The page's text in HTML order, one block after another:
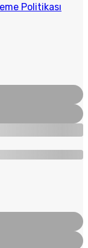
Politikası